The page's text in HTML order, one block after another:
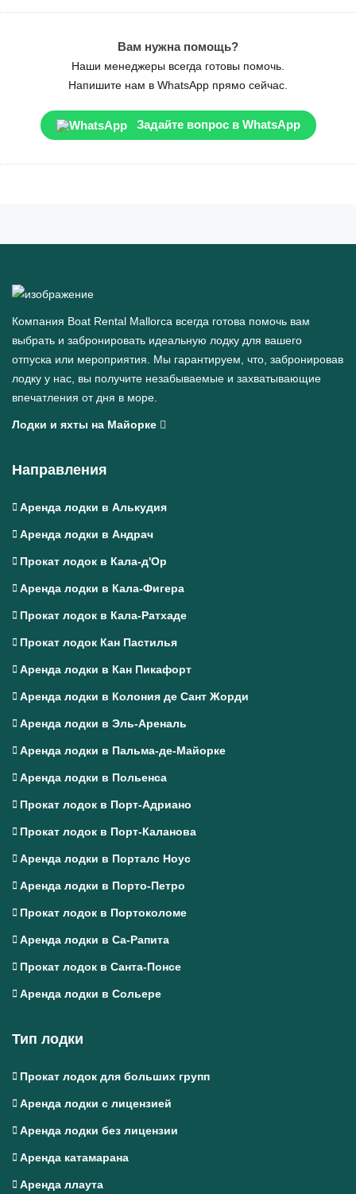
Вам нужна помощь?
Наши менеджеры всегда готовы помочь.
Напишите нам в WhatsApp прямо сейчас.
Задайте вопрос в WhatsApp
Компания Boat Rental Mallorca всегда готова помочь вам
выбрать и забронировать идеальную лодку для вашего
отпуска или мероприятия. Мы гарантируем, что, забронировав
лодку у нас, вы получите незабываемые и захватывающие
впечатления от дня в море.
Лодки и яхты на Майорке
Направления
Аренда лодки в Алькудия
Аренда лодки в Андрач
Прокат лодок в Кала-д'Ор
Аренда лодки в Кала-Фигера
Прокат лодок в Кала-Ратхаде
Прокат лодок Кан Пастилья
Аренда лодки в Кан Пикафорт
Аренда лодки в Колония де Сант Жорди
Аренда лодки в Эль-Ареналь
Аренда лодки в Пальма-де-Майорке
Аренда лодки в Польенса
Прокат лодок в Порт-Адриано
Прокат лодок в Порт-Каланова
Аренда лодки в Порталс Ноус
Аренда лодки в Порто-Петро
Прокат лодок в Портоколоме
Аренда лодки в Са-Рапита
Прокат лодок в Санта-Понсе
Аренда лодки в Сольере
Тип лодки
Прокат лодок для больших групп
Аренда лодки с лицензией
Аренда лодки без лицензии
Аренда катамарана
Аренда ллаута